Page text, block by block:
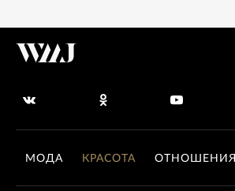
МОДА КРАСОТА ОТНОШЕНИЯ